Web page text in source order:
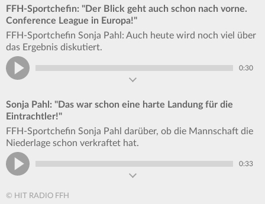
FFH-Sportchefin: "Der Blick geht auch schon nach vorne.
Conference League in Europa!"
FFH-Sportchefin Sonja Pahl: Auch heute wird noch viel über
das Ergebnis diskutiert.
0:30
Sonja Pahl: "Das war schon eine harte Landung für die
Eintrachtler!"
FFH-Sportchefin Sonja Pahl darüber, ob die Mannschaft die
Niederlage schon verkraftet hat.
0:33
© HIT RADIO FFH